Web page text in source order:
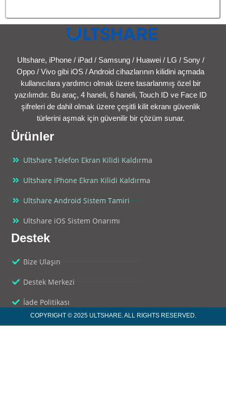
Ultshare, iPhone / iPad / Samsung / Huawei / LG / Sony /
Oppo / Vivo gibi iOS / Android cihazlarının kilidini açmada
kullanıcılara yardımcı olmak üzere tasarlanmış özel bir
yazılımdır. Bu araç, 4 haneli, 6 haneli, Touch ID ve Face ID
şifreleri de dahil olmak üzere çeşitli kilit ekranı güvenlik
türlerini aşmak için güvenilir bir çözüm sunar.
Ürünler
Ultshare Telefon Ekran Kilidi Kaldırma
Ultshare iPhone Ekran Kilidi Kaldırma
Ultshare Android Sistem Tamiri
Ultshare iOS Sistem Onarımı
Destek
Bize Ulaşın
Destek Merkezi
İade Politikası
COPYRIGHT © 2025 ULTSHARE. ALL RIGHTS RESERVED.